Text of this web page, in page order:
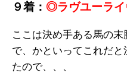
９着： ◎ラヴユーライ
ここは決め手ある馬の
で、かといってこれだ
たので、、、